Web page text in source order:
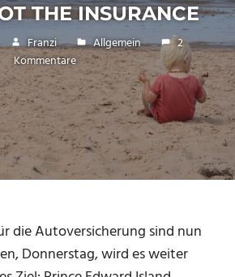
THE INSURANCE
Franzi Allgemein
2
Kommentare
die Autoversicherung sind nun
Donnerstag, wird es weiter